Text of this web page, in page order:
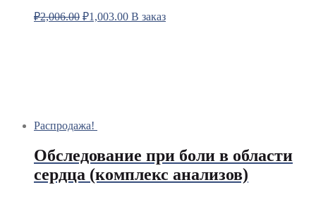
₽2,006.00 ₽1,003.00 В заказ
Распродажа!
Обследование при боли в области
сердца (комплекс анализов)